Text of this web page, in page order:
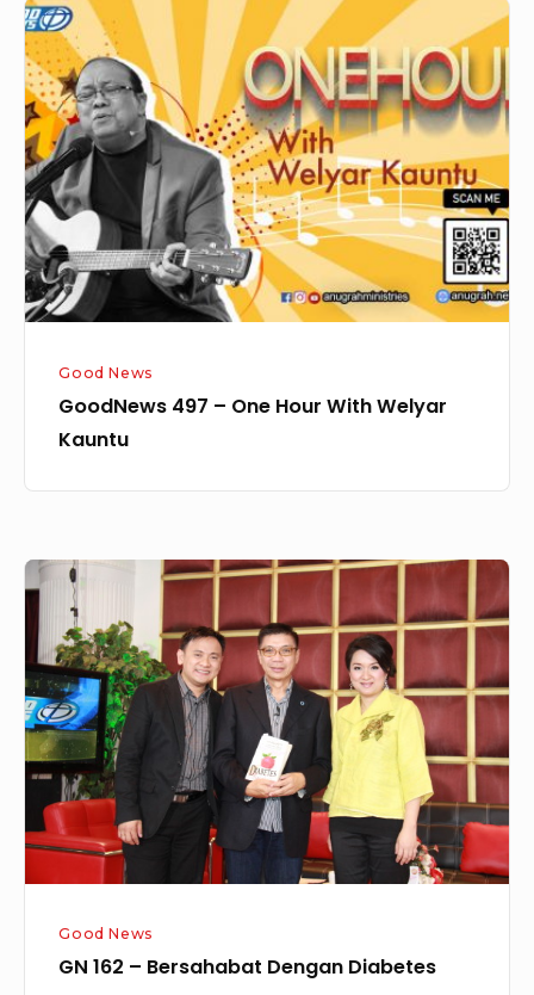
GoodNews
497
–
One
Hour
With
Welyar
Kauntu
Good News
GoodNews 497 – One Hour With Welyar
Kauntu
GN
162
Bersahabat
Dengan
Diabetes
Good News
GN 162 – Bersahabat Dengan Diabetes